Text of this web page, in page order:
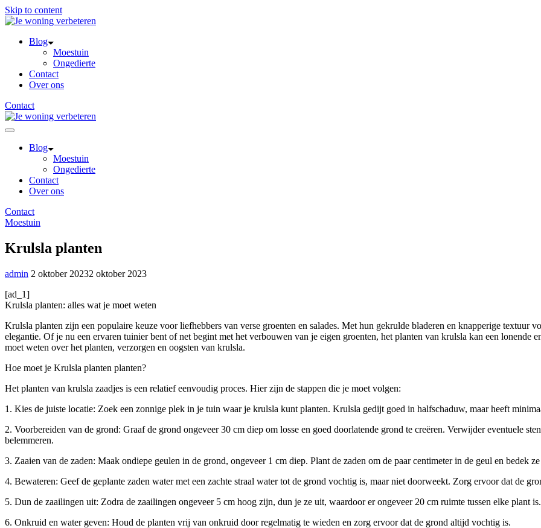
Skip to content
Blog
Moestuin
Ongedierte
Contact
Over ons
Contact
Blog
Moestuin
Ongedierte
Contact
Over ons
Contact
Moestuin
Krulsla planten
admin 2 oktober 20232 oktober 2023
[ad_1]
Krulsla planten: alles wat je moet weten
Krulsla planten zijn een populaire keuze voor liefhebbers van verse groenten en salades. Met hun gekrulde bladeren en knapperige textuur
elegantie. Of je nu een ervaren tuinier bent of net begint met het verbouwen van je eigen groenten, het planten van krulsla kan een
moet weten over het planten, verzorgen en oogsten van krulsla.
Hoe moet je Krulsla planten planten?
Het planten van krulsla zaadjes is een relatief eenvoudig proces. Hier zijn de stappen die je moet volgen:
1. Kies de juiste locatie: Zoek een zonnige plek in je tuin waar je krulsla kunt planten. Krulsla gedijt goed in halfschaduw, maar heeft
2. Voorbereiden van de grond: Graaf de grond ongeveer 30 cm diep om losse en goed doorlatende grond te creëren. Verwijder eventuele
belemmeren.
3. Zaaien van de zaden: Maak ondiepe geulen in de grond, ongeveer 1 cm diep. Plant de zaden om de paar centimeter in de geul en bedek
4. Bewateren: Geef de geplante zaden water met een zachte straal water tot de grond vochtig is, maar niet doorweekt. Zorg ervoor dat de
5. Dun de zaailingen uit: Zodra de zaailingen ongeveer 5 cm hoog zijn, dun je ze uit, waardoor er ongeveer 20 cm ruimte tussen elke plant
6. Onkruid en water geven: Houd de planten vrij van onkruid door regelmatig te wieden en zorg ervoor dat de grond altijd vochtig is.